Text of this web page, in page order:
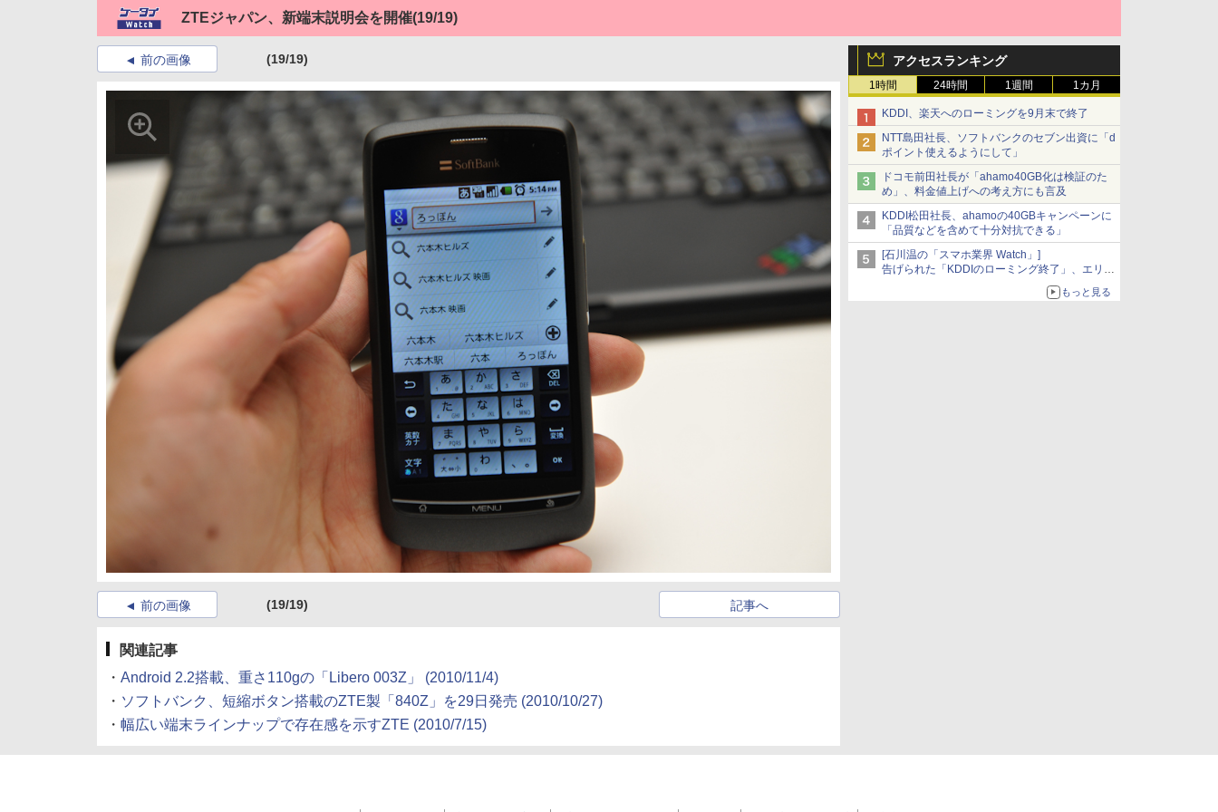
ZTEジャパン、新端末説明会を開催(19/19)
アクセスランキング
1時間 24時間 1週間 1カ月
KDDI、楽天へのローミングを9月末で終了
NTT島田社長、ソフトバンクのセブン出資に「d
ポイント使えるようにして」
ドコモ前田社長が「ahamo40GB化は検証のた
め」、料金値上げへの考え方にも言及
KDDI松田社長、ahamoの40GBキャンペーンに
「品質などを含めて十分対抗できる」
[石川温の「スマホ業界 Watch」]
告げられた「KDDIのローミング終了」、エリア
マップの落とし穴と楽天モバイルの課題
もっと見る
前の画像 (19/19)
前の画像 (19/19) 記事へ
関連記事
・ Android 2.2搭載、重さ110gの「Libero 003Z」
(2010/11/4)
・ ソフトバンク、短縮ボタン搭載のZTE製「840Z」を29日発売 (2010/10/27)
・ 幅広い端末ラインナップで存在感を示すZTE (2010/7/15)